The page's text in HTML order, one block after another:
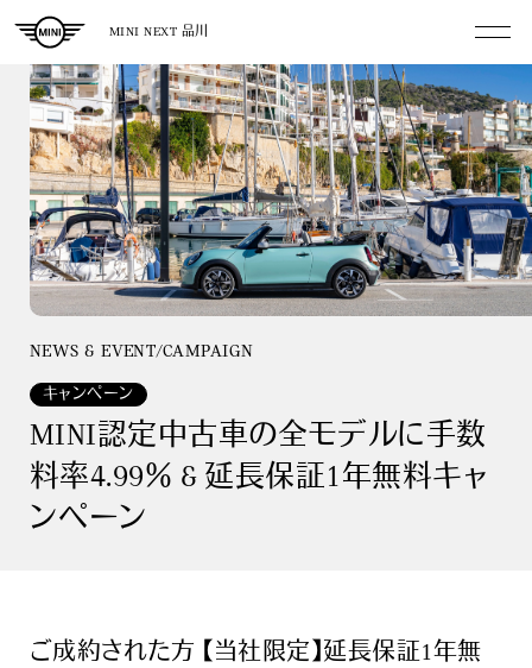
MINI NEXT 品川
NEWS & EVENT/CAMPAIGN
キャンペーン
MINI認定中古車の全モデルに手数
料率4.99％ & 延長保証1年無料キャ
ンペーン
ご成約された方 【当社限定】延長保証1年無